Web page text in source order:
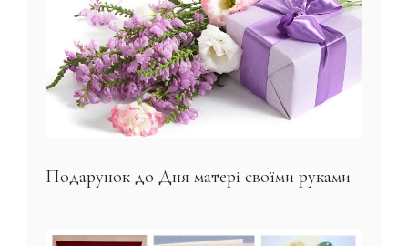
Подарунок до Дня матері своїми руками